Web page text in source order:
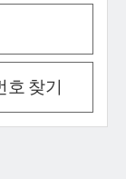
호 찾기